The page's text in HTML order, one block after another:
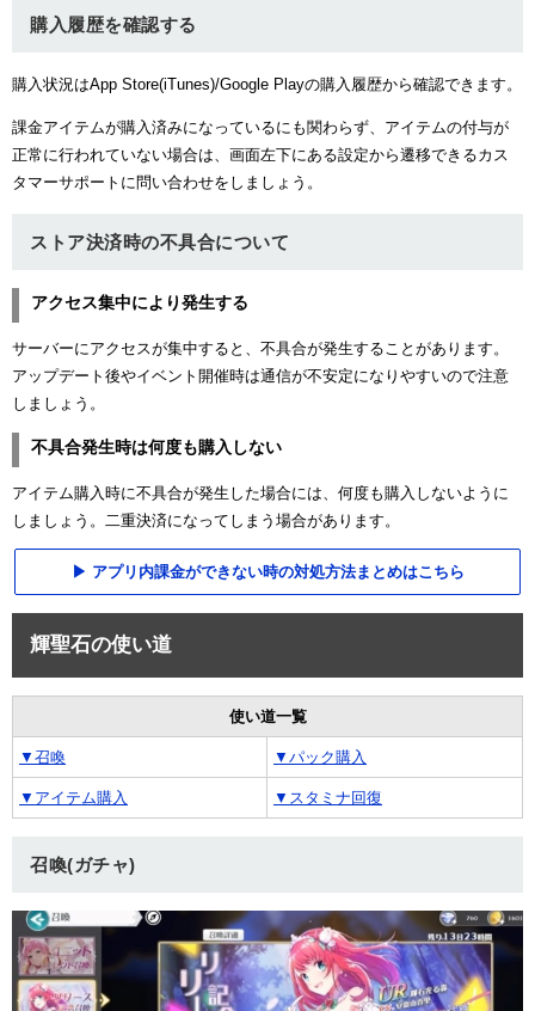
購入履歴を確認する
購入状況はApp Store(iTunes)/Google Playの購入履歴から確認できます。
課金アイテムが購入済みになっているにも関わらず、アイテムの付与が
正常に行われていない場合は、画面左下にある設定から遷移できるカス
タマーサポートに問い合わせをしましょう。
ストア決済時の不具合について
アクセス集中により発生する
サーバーにアクセスが集中すると、不具合が発生することがあります。
アップデート後やイベント開催時は通信が不安定になりやすいので注意
しましょう。
不具合発生時は何度も購入しない
アイテム購入時に不具合が発生した場合には、何度も購入しないように
しましょう。二重決済になってしまう場合があります。
アプリ内課金ができない時の対処方法まとめはこちら
輝聖石の使い道
使い道一覧
▼召喚 ▼パック購入
▼アイテム購入 ▼スタミナ回復
召喚(ガチャ)